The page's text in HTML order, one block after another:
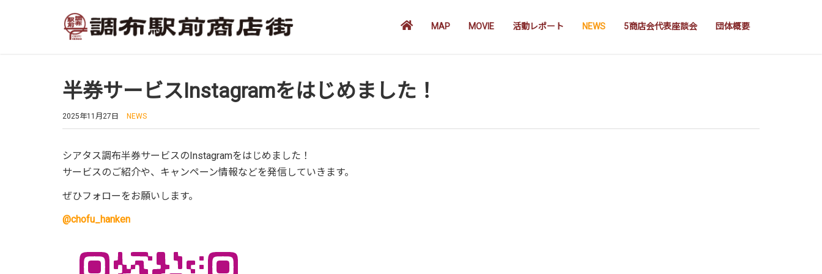
MAP MOVIE 活動レポート NEWS 5商店会代表座談会 団体概要
半券サービスInstagramをはじめました！
2025年11月27日 NEWS
シアタス調布半券サービスのInstagramをはじめました！
サービスのご紹介や、キャンペーン情報などを発信していきます。
ぜひフォローをお願いします。
@chofu_hanken